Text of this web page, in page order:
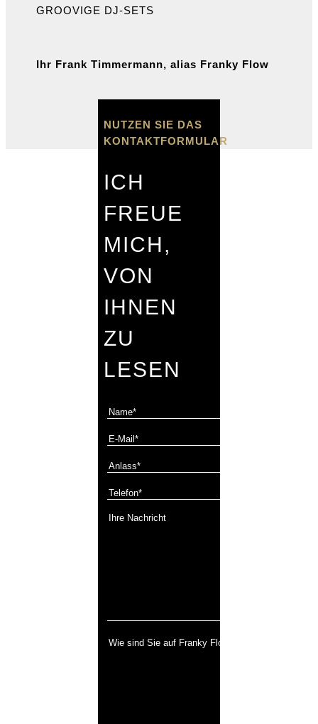
GROOVIGE DJ-SETS
Ihr Frank Timmermann, alias Franky Flow
NUTZEN SIE DAS
KONTAKTFORMULAR
ICH
FREUE
MICH,
VON
IHNEN
ZU
LESEN